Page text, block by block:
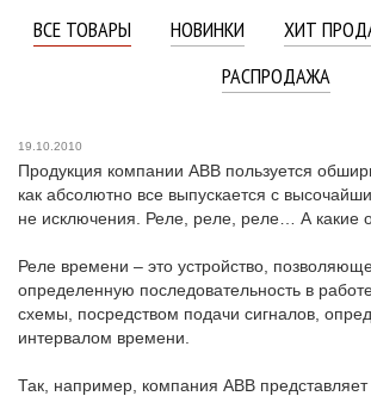
ВСЕ ТОВАРЫ НОВИНКИ ХИТ
РАСПРОДАЖА
19.10.2010
Продукция компании АВВ пользуется
как абсолютно все выпускается с
не исключения. Реле, реле, реле… А какие
Реле времени – это устройство,
определенную последовательность в
схемы, посредством подачи сигналов,
интервалом времени.
Так, например, компания АВВ